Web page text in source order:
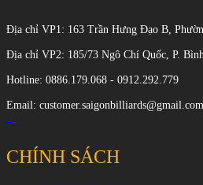
Địa chỉ VP1: 163 Trần Hưng Đạo B,
Địa chỉ VP2: 185/73 Ngô Chí Quốc, P.
Hotline: 0886.179.068 - 0912.292.779
Email: customer.saigonbilliards@gmail.com
CHÍNH SÁCH